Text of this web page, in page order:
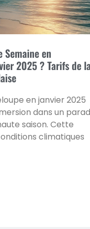
Semaine en
2025 ? Tarifs de
en janvier 2025
dans un
saison. Cette
climatiques